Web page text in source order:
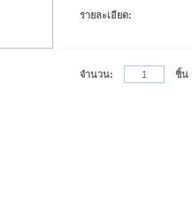
รายละเอียด:
จำนวน: ชิ้น